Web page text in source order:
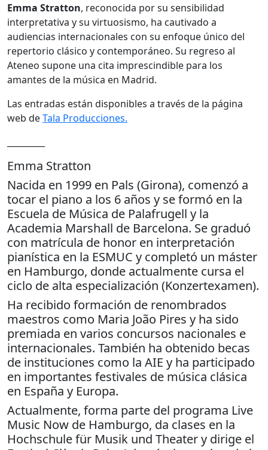
Emma Stratton, reconocida por su sensibilidad
interpretativa y su virtuosismo, ha cautivado a
audiencias internacionales con su enfoque único del
repertorio clásico y contemporáneo. Su regreso al
Ateneo supone una cita imprescindible para los
amantes de la música en Madrid.
Las entradas están disponibles a través de la página
web deTala Producciones.
Emma Stratton
Nacida en 1999 en Pals (Girona), comenzó a
tocar el piano a los 6 años y se formó en la
Escuela de Música de Palafrugell y la
Academia Marshall de Barcelona. Se graduó
con matrícula de honor en interpretación
pianística en la ESMUC y completó un máster
en Hamburgo, donde actualmente cursa el
ciclo de alta especialización (Konzertexamen).
Ha recibido formación de renombrados
maestros como Maria João Pires y ha sido
premiada en varios concursos nacionales e
internacionales. También ha obtenido becas
de instituciones como la AIE y ha participado
en importantes festivales de música clásica
en España y Europa.
Actualmente, forma parte del programa Live
Music Now de Hamburgo, da clases en la
Hochschule für Musik und Theater y dirige el